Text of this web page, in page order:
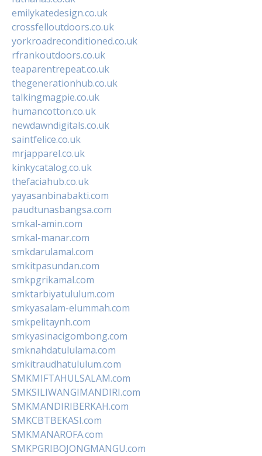
emilykatedesign.co.uk
crossfelloutdoors.co.uk
yorkroadreconditioned.co.uk
rfrankoutdoors.co.uk
teaparentrepeat.co.uk
thegenerationhub.co.uk
talkingmagpie.co.uk
humancotton.co.uk
newdawndigitals.co.uk
saintfelice.co.uk
mrjapparel.co.uk
kinkycatalog.co.uk
thefaciahub.co.uk
yayasanbinabakti.com
paudtunasbangsa.com
smkal-amin.com
smkal-manar.com
smkdarulamal.com
smkitpasundan.com
smkpgrikamal.com
smktarbiyatululum.com
smkyasalam-elummah.com
smkpelitaynh.com
smkyasinacigombong.com
smknahdatululama.com
smkitraudhatululum.com
SMKMIFTAHULSALAM.com
SMKSILIWANGIMANDIRI.com
SMKMANDIRIBERKAH.com
SMKCBTBEKASI.com
SMKMANAROFA.com
SMKPGRIBOJONGMANGU.com